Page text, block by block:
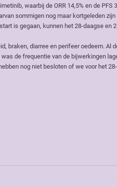
waarbij de ORR 14,5% en de PFS
sommigen nog maar kortgeleden
is gegaan, kunnen het 28-daagse en
braken, diarree en perifeer oedeem. Al
de frequentie van de bijwerkingen
nog niet besloten of we voor het